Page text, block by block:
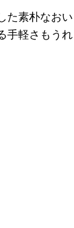
た素朴なお
軽さもうれ